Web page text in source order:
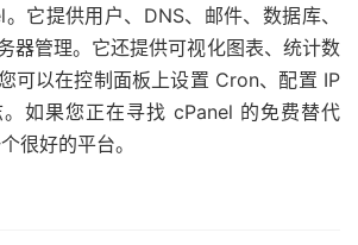
它提供用户、DNS、邮件、数据库、
器管理。它还提供可视化图表、统计数
可以在控制面板上设置 Cron、配置 IP
如果您正在寻找 cPanel 的免费替代
很好的平台。